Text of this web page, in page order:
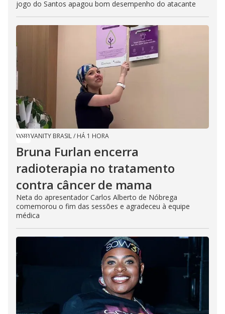
jogo do Santos apagou bom desempenho do atacante
VANITY BRASIL/ HÁ 1 HORA
Bruna Furlan encerra
radioterapia no tratamento
contra câncer de mama
Neta do apresentador Carlos Alberto de Nóbrega
comemorou o fim das sessões e agradeceu à equipe
médica